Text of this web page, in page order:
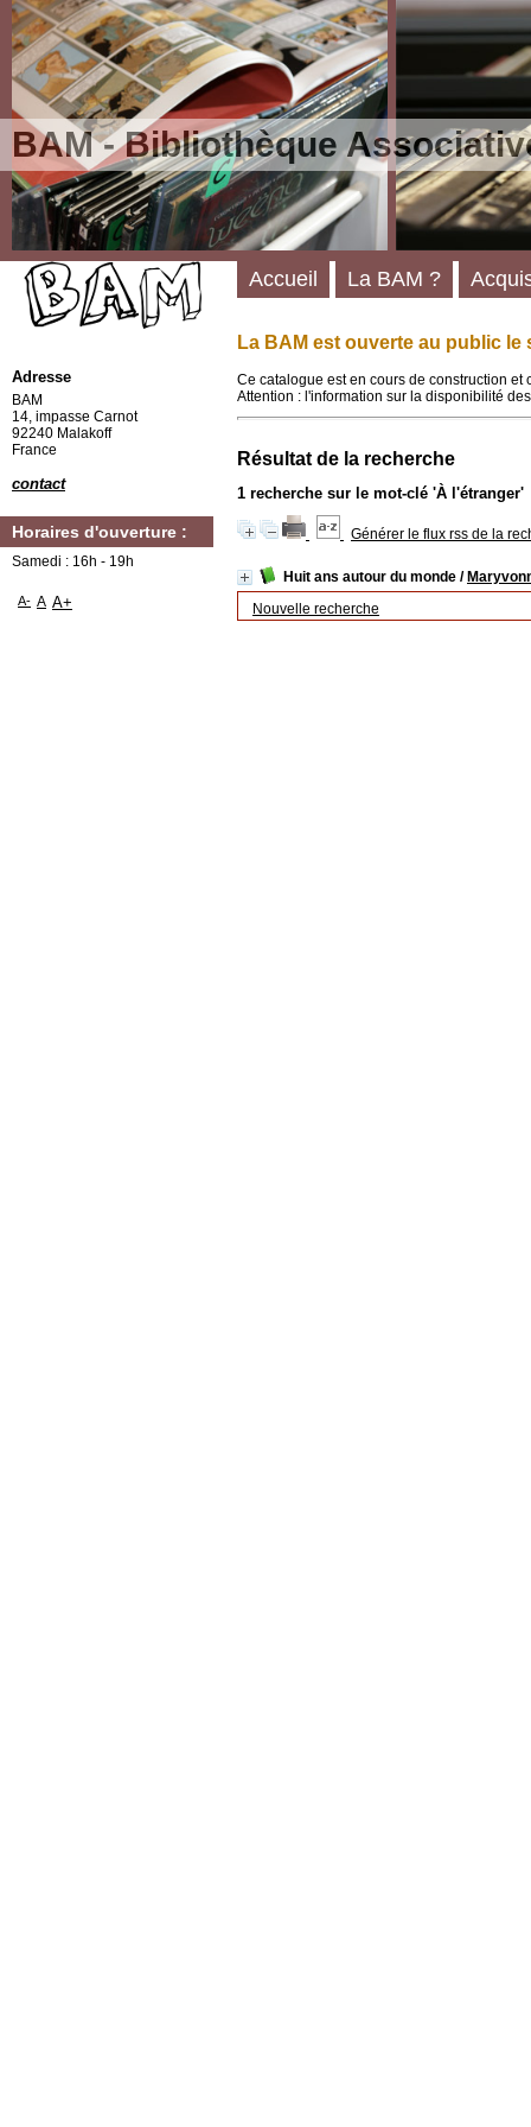
BAM - Bibliothèque
La BAM est ouverte au public le
Ce catalogue est en cours de construction
Attention : l'information sur la disponibilité
Résultat de la recherche
1 recherche sur le mot-clé 'À l'étranger'
Générer le flux rss de la
Huit ans autour du monde /
Nouvelle recherche
Accueil La BAM ?
Adresse
BAM
14, impasse Carnot
92240 Malakoff
France
contact
Horaires d'ouverture :
Samedi : 16h - 19h
A- A A+